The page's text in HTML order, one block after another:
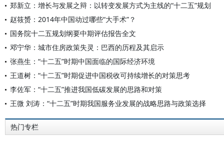
郑新立：增长与发展之辩：以转变发展方式为主线的“十二五”规划
赵筱赟：2014年中国动过哪些“大手术”？
国务院十二五规划纲要中期评估报告全文
邓宁华：城市住房政策失灵：巴西的历程及其启示
张燕生：“十二五”时期中国面临的国际经济环境
王道树：“十二五”时期促进中国税收可持续增长的对策思考
李佐军：“十二五”推进我国低碳发展的思路和对策
王微 刘涛：“十二五”时期我国服务业发展的战略思路与政策选择
热门专栏